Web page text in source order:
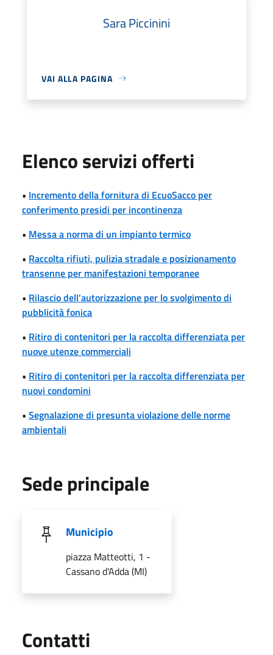
Sara Piccinini
VAI ALLA PAGINA
Elenco servizi offerti
• Incremento della fornitura di EcuoSacco per
conferimento presidi per incontinenza
• Messa a norma di un impianto termico
• Raccolta rifiuti, pulizia stradale e posizionamento
transenne per manifestazioni temporanee
• Rilascio dell'autorizzazione per lo svolgimento di
pubblicità fonica
• Ritiro di contenitori per la raccolta differenziata per
nuove utenze commerciali
• Ritiro di contenitori per la raccolta differenziata per
nuovi condomini
• Segnalazione di presunta violazione delle norme
ambientali
Sede principale
Municipio
piazza Matteotti, 1 -
Cassano d'Adda (MI)
Contatti